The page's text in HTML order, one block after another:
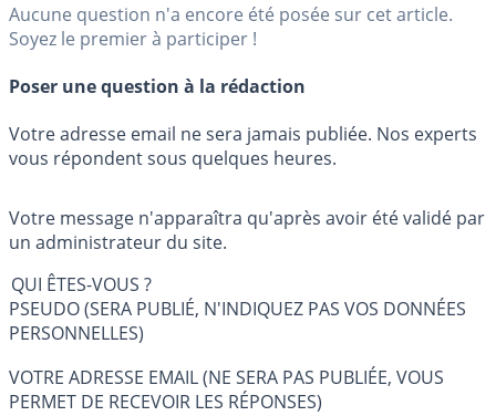
Aucune question n'a encore été posée sur cet article.
Soyez le premier à participer !
Poser une question à la rédaction
Votre adresse email ne sera jamais publiée. Nos experts
vous répondent sous quelques heures.
Votre message n'apparaîtra qu'après avoir été validé par
un administrateur du site.
QUI ÊTES-VOUS ?
PSEUDO (SERA PUBLIÉ, N'INDIQUEZ PAS VOS DONNÉES
PERSONNELLES)
VOTRE ADRESSE EMAIL (NE SERA PAS PUBLIÉE, VOUS
PERMET DE RECEVOIR LES RÉPONSES)